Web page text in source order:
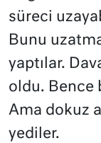
süreci
Bunu
yaptılar.
oldu. Bence
Ama dokuz
yediler.